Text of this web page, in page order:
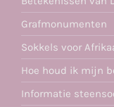
Grafmonumenten
Sokkels voor
Hoe houd ik mijn
Informatie